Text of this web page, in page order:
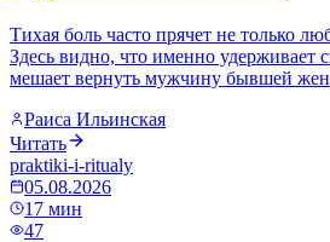
Тихая боль часто прячет не только
Здесь видно, что именно удерживает
мешает вернуть мужчину бывшей
Раиса Ильинская
Читать
praktiki-i-ritualy
05.08.2026
17 мин
47